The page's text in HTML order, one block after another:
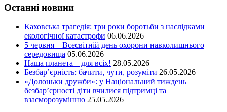
Останні новини
Каховська трагедія: три роки боротьби з наслідками
екологічної катастрофи 06.06.2026
5 червня – Всесвітній день охорони навколишнього
середовища 05.06.2026
Наша планета – для всіх! 28.05.2026
Безбар’єрність: бачити, чути, розуміти 26.05.2026
«Долоньки дружби»: у Національний тиждень
безбар’єрності діти вчилися підтримці та
взаєморозумінню 25.05.2026